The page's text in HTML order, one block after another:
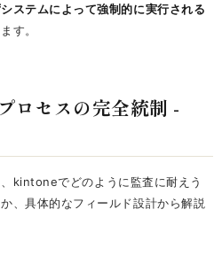
ステムによって強制的に実行される
す。
ロセスの完全統制 -
kintoneでどのように監査に耐えう
、具体的なフィールド設計から解説